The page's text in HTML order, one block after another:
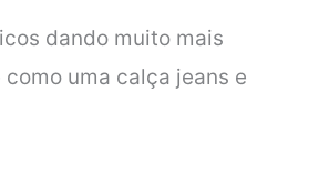
dando muito mais
uma calça jeans e